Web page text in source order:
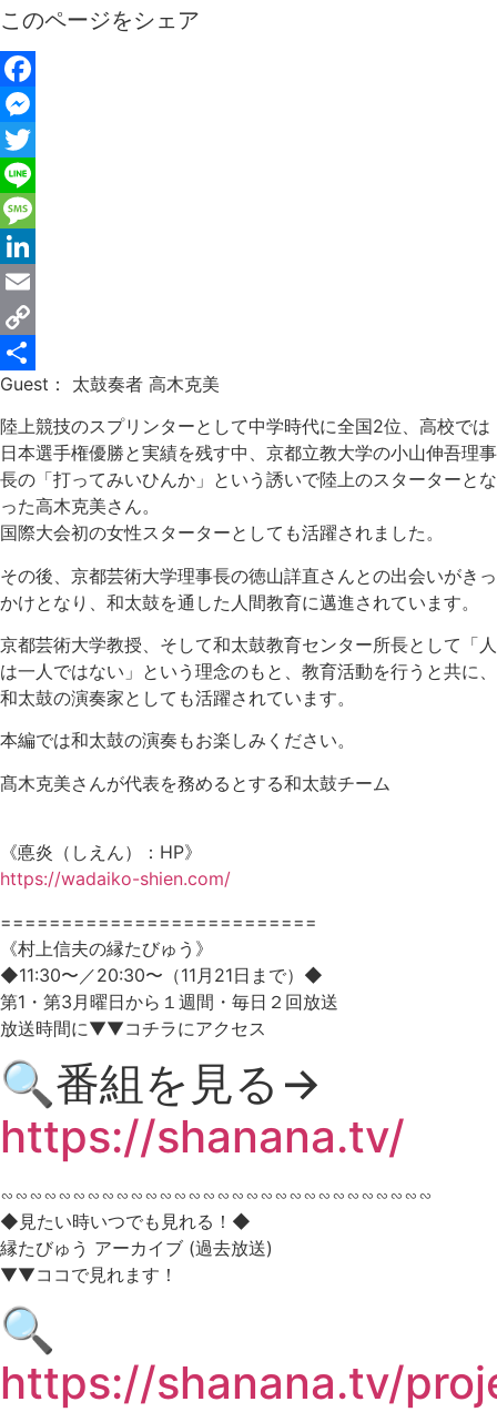
このページをシェア
Facebook
Messenger
Twitter
Line
Message
LinkedIn
Email
Copy
Link
共
有
Guest： 太鼓奏者 高木克美
陸上競技のスプリンターとして中学時代に全国2位、高校では
日本選手権優勝と実績を残す中、京都立教大学の小山伸吾理事
長の「打ってみいひんか」という誘いで陸上のスターターとな
った高木克美さん。
国際大会初の女性スターターとしても活躍されました。
その後、京都芸術大学理事長の徳山詳直さんとの出会いがきっ
かけとなり、和太鼓を通した人間教育に邁進されています。
京都芸術大学教授、そして和太鼓教育センター所長として「人
は一人ではない」という理念のもと、教育活動を行うと共に、
和太鼓の演奏家としても活躍されています。
本編では和太鼓の演奏もお楽しみください。
髙木克美さんが代表を務めるとする和太鼓チーム
《悳炎（しえん）：HP》
https://wadaiko-shien.com/
==========================
《村上信夫の縁たびゅう》
◆11:30〜／20:30〜（11月21日まで）◆
第1・第3月曜日から１週間・毎日２回放送
放送時間に▼▼コチラにアクセス
🔍番組を見る→
https://shanana.tv/
∽∽∽∽∽∽∽∽∽∽∽∽∽∽∽∽∽∽∽∽∽∽∽∽∽∽∽∽∽∽
◆見たい時いつでも見れる！◆
縁たびゅう アーカイブ (過去放送)
▼▼ココで見れます！
🔍
https://shanana.tv/